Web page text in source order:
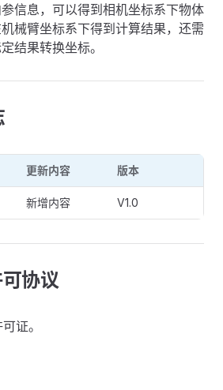
信息，可以得到相机坐标系下物体
械臂坐标系下得到计算结果，还需
结果转换坐标。
更新内容 版本
新增内容 V1.0
协议
证。